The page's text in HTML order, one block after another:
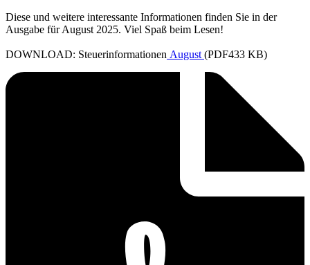
Diese und weitere interessante Informationen finden Sie in der
Ausgabe für August 2025. Viel Spaß beim Lesen!
DOWNLOAD: Steuerinformationen August (PDF433 KB)